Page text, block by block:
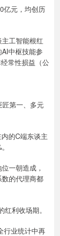
亿元，均创历
工智能根红
中枢技能参
常性损益（公
匠第一、多元
的C端东谈主
一朝造成，
的代理商都
利收场期。
行业统计中再